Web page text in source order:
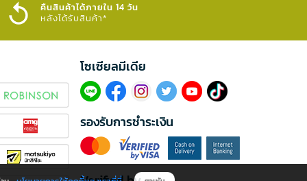
คืนสินค้าได้ภายใน 14 วัน
หลังได้รับสินค้า*
โซเซียลมีเดีย​
รองรับการชำระเงิน